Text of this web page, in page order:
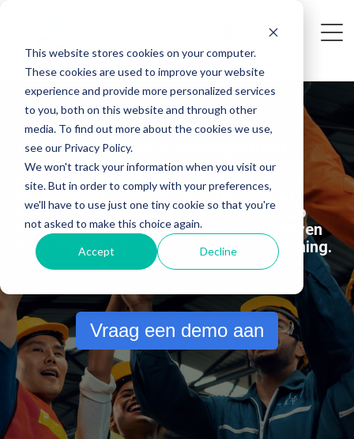
This website stores cookies on your computer.
These cookies are used to improve your website
experience and provide more personalized services
to you, both on this website and through other
media. To find out more about the cookies we use,
see our Privacy Policy.
We won't track your information when you visit our
site. But in order to comply with your preferences,
we'll have to use just one tiny cookie so that you're
not asked to make this choice again.
Accept Decline
SAP Field Service Management
Stroomlijn de werkzaamheden in de
buitendienst, verbeter de efficiëntie en
minimaliseer de impact op het milieu. Zo
draagt u bij aan duurzaamheidsinitiatieven
door middel van effectieve dienstverlening.
Vraag een demo aan